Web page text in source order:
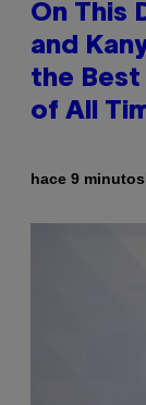
On This
and
the Best
of All
hace 9 minutos